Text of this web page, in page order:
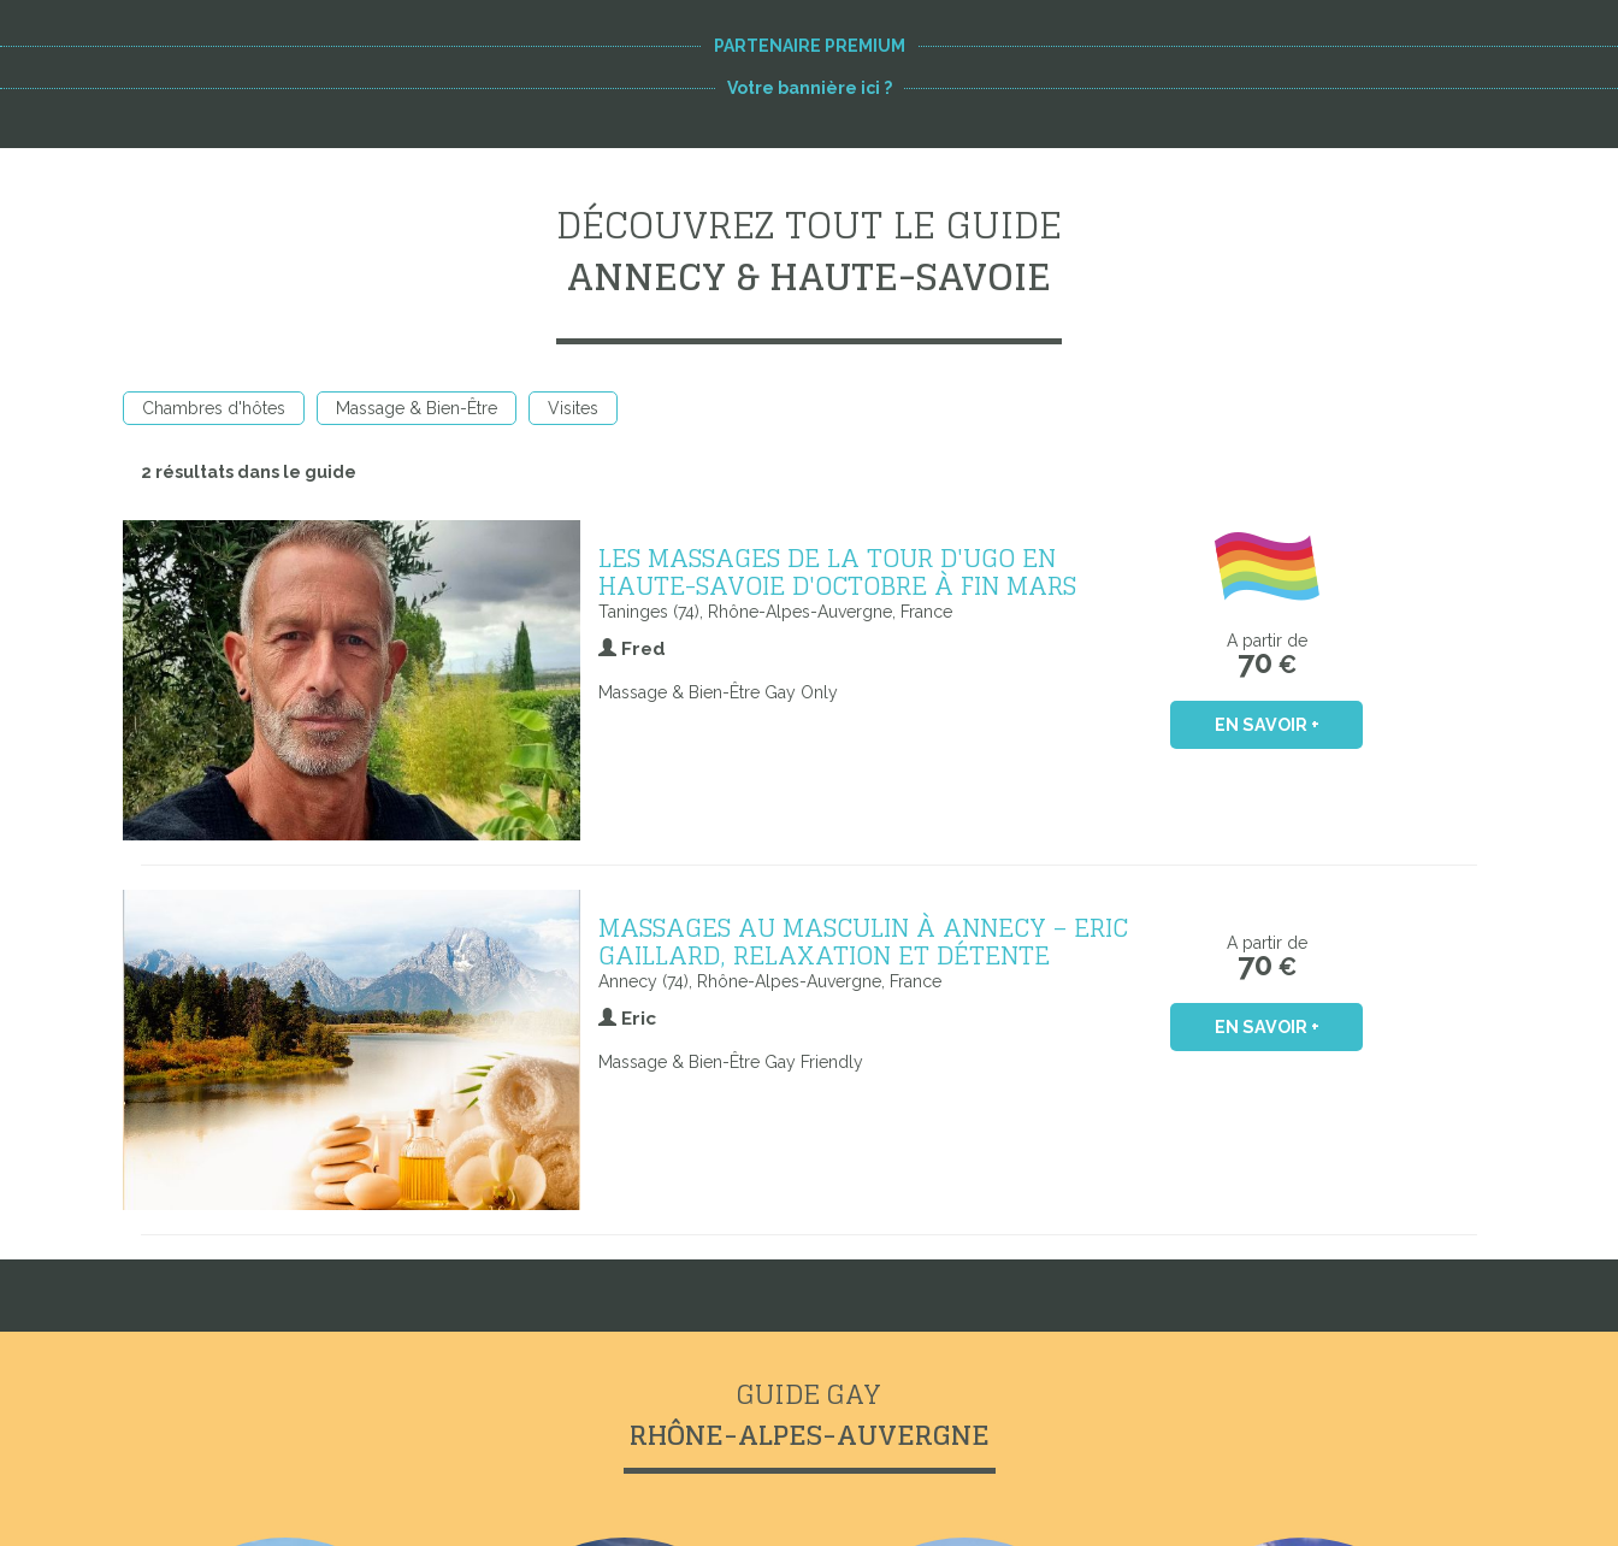
PARTENAIRE PREMIUM
Votre bannière ici ?
DÉCOUVREZ TOUT LE GUIDE
ANNECY & HAUTE-SAVOIE
Chambres d'hôtes Massage & Bien-Être Visites
2 résultats dans le guide
LES MASSAGES DE LA TOUR D'UGO EN
HAUTE-SAVOIE D'OCTOBRE À FIN MARS
Taninges (74), Rhône-Alpes-Auvergne, France
Fred
Massage & Bien-Être Gay Only
A partir de
70 €
EN SAVOIR +
MASSAGES AU MASCULIN À ANNECY – ERIC
GAILLARD, RELAXATION ET DÉTENTE
Annecy (74), Rhône-Alpes-Auvergne, France
Eric
Massage & Bien-Être Gay Friendly
A partir de
70 €
EN SAVOIR +
GUIDE GAY
RHÔNE-ALPES-AUVERGNE